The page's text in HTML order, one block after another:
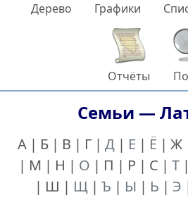
Дерево Графики
Отчёты
Семьи —
А Б В Г Д Е Ё Ж
М
Н О П Р С Т
Ш
Щ Ъ Ы Ь Э